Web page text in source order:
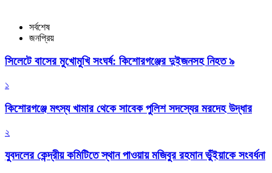
সর্বশেষ
জনপ্রিয়
সিলেটে বাসের মুখোমুখি সংঘর্ষ: কিশোরগঞ্জের দুইজনসহ নিহত ৯
১
কিশোরগঞ্জে মৎস্য খামার থেকে সাবেক পুলিশ সদস্যের মরদেহ উদ্ধার
২
যুবদলের কেন্দ্রীয় কমিটিতে স্থান পাওয়ায় মজিবুর রহমান ভুঁইয়াকে সংবর্ধনা